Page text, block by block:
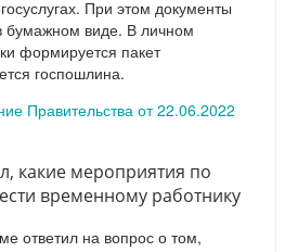
При этом документы
бумажном виде. В личном
формируется пакет
госпошлина.
Правительства от 22.06.2022
какие мероприятия по
временному работнику
ответил на вопрос о том,